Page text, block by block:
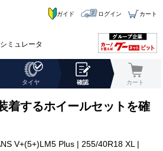
シミュレータ
ガイド ログイン カート
タイヤ 確認 カート
着するホイールセットを確
V+(5+)LM5 Plus | 255/40R18 XL |